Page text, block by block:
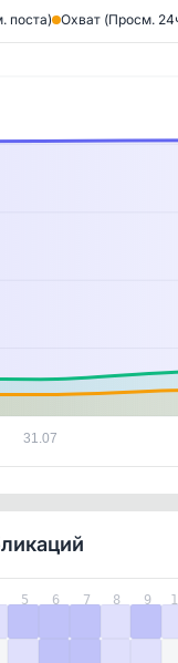
этим
поста) Охват (Просм.
31.07
5 6 7 8 9